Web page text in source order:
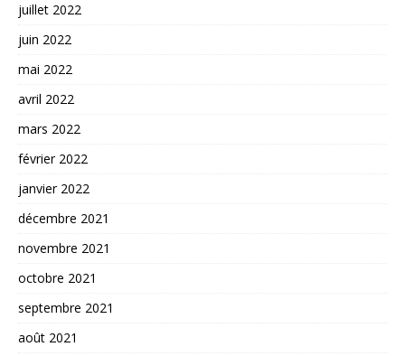
juillet 2022
juin 2022
mai 2022
avril 2022
mars 2022
février 2022
janvier 2022
décembre 2021
novembre 2021
octobre 2021
septembre 2021
août 2021